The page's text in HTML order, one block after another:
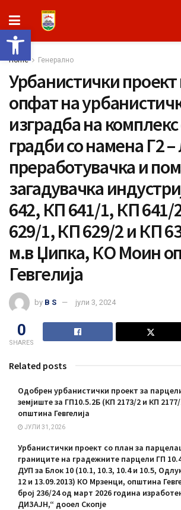
Open toolbar
Home Генерално
Урбанистички проект
опфат на
изградба на
градби со намена Г2 –
преработувачка и
загадувачка
642, КП 641/1, КП 641/
629/1, КП 629/2 и КП
м.в Џипка, КО Моин
Гевгелија
by B S јули 3, 2024
0
SHARES
Related posts
Одобрен урбанистички проект за
земјиште за ГП10.5.2Б (КП 2173/2 и КП
општина Гевгелија
ЈУЛИ 31, 2026
Урбанистички проект со план за
границите на градежните парцели ГП
ДУП за Блок 10 (10.1, 10.3, 10.4 и 10.5,
12 и 13.09.2013) КО Мрзенци, општина
број 236/24 од март 2026 година
ДИЗАЈН,“ дооел Скопје